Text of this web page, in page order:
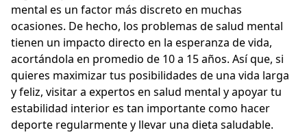
mental es un factor más discreto en muchas
ocasiones. De hecho, los problemas de salud mental
tienen un impacto directo en la esperanza de vida,
acortándola en promedio de 10 a 15 años. Así que, si
quieres maximizar tus posibilidades de una vida larga
y feliz, visitar a expertos en salud mental y apoyar tu
estabilidad interior es tan importante como hacer
deporte regularmente y llevar una dieta saludable.